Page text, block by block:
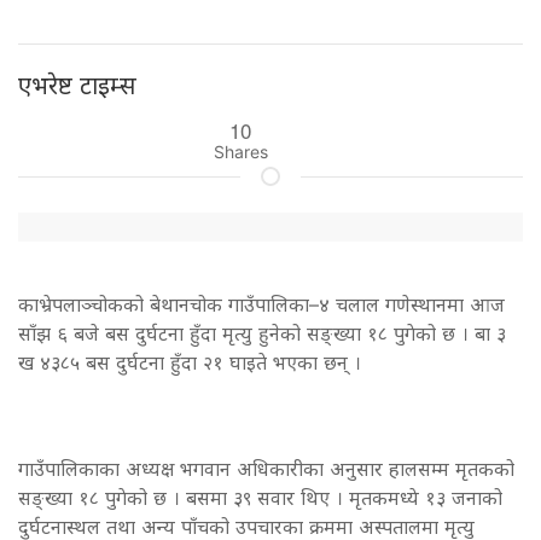
एभरेष्ट टाइम्स
10
Shares
काभ्रेपलाञ्चोकको बेथानचोक गाउँपालिका–४ चलाल गणेस्थानमा आज
साँझ ६ बजे बस दुर्घटना हुँदा मृत्यु हुनेको सङ्ख्या १८ पुगेको छ । बा ३
ख ४३८५ बस दुर्घटना हुँदा २१ घाइते भएका छन् ।
गाउँपालिकाका अध्यक्ष भगवान अधिकारीका अनुसार हालसम्म मृतकको
सङ्ख्या १८ पुगेको छ । बसमा ३९ सवार थिए । मृतकमध्ये १३ जनाको
दुर्घटनास्थल तथा अन्य पाँचको उपचारका क्रममा अस्पतालमा मृत्यु